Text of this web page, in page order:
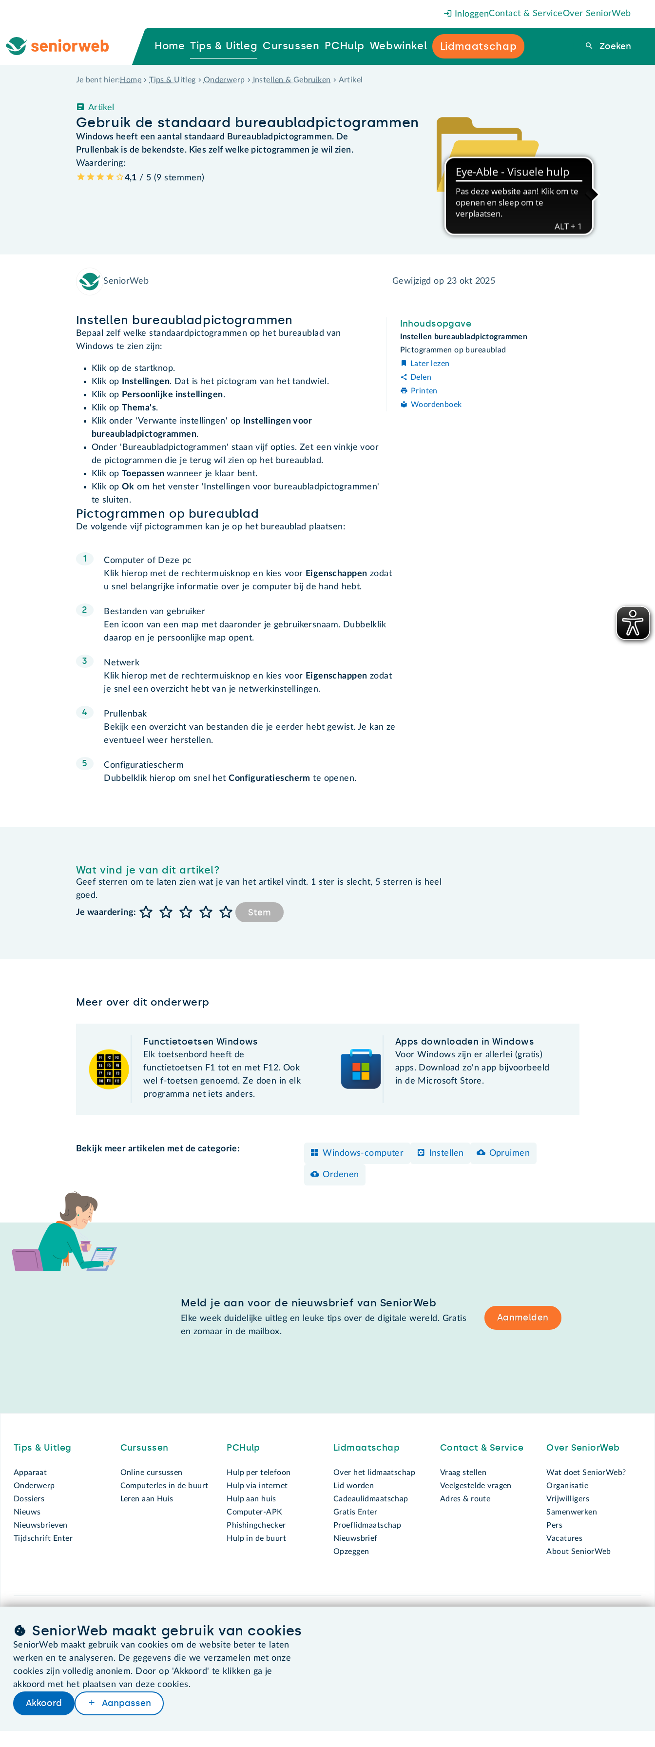
InloggenContact & ServiceOver SeniorWeb
Home Tips & Uitleg Cursussen PCHulp Webwinkel Lidmaatschap Zoeken
Zoeken
Je bent hier: Home Tips & Uitleg Onderwerp Instellen & Gebruiken Artikel
Gebruik de standaard bureaubladpictogrammen
Artikel
Windows heeft een aantal standaard Bureaubladpictogrammen. De
Prullenbak is de bekendste. Kies zelf welke pictogrammen je wil zien.
Waardering:
4,1 / 5 (9 stemmen)
SeniorWeb Gewijzigd op 23 okt 2025
Instellen bureaubladpictogrammen
Bepaal zelf welke standaardpictogrammen op het bureaublad van
Windows te zien zijn:
Klik op de startknop.
Klik op
Instellingen. Dat is het pictogram van het tandwiel.
Klik op Persoonlijke instellingen.
Klik op Thema's.
Klik onder 'Verwante instellingen' op
Instellingen voor
bureaubladpictogrammen.
Onder 'Bureaubladpictogrammen' staan vijf opties. Zet een vinkje voor
de pictogrammen die je terug wil zien op het bureaublad.
Klik op Toepassenwanneer je klaar bent.
Klik op Ok om het venster 'Instellingen voor bureaubladpictogrammen'
te sluiten.
Pictogrammen op bureaublad
De volgende vijf pictogrammen kan je op het bureaublad plaatsen:
Computer of Deze pc
Klik hierop met de rechtermuisknop en kies voor Eigenschappen zodat
u snel belangrijke informatie over je computer bij de hand hebt.
Bestanden van gebruiker
Een icoon van een map met daaronder je gebruikersnaam. Dubbelklik
daarop en je persoonlijke map opent.
Netwerk
Klik hierop met de rechtermuisknop en kies voor Eigenschappen zodat
je snel een overzicht hebt van je netwerkinstellingen.
Prullenbak
Bekijk een overzicht van bestanden die je eerder hebt gewist. Je kan ze
eventueel weer herstellen.
Configuratiescherm
Dubbelklik hierop om snel hetConfiguratiescherm te openen.
Inhoudsopgave
Instellen bureaubladpictogrammen
Pictogrammen op bureaublad
Later lezen
Delen
Printen
Woordenboek
Wat vind je van dit artikel?
Geef sterren om te laten zien wat je van het artikel vindt. 1 ster is slecht, 5 sterren is heel
goed.
Je waardering:
Stem
Meer over dit onderwerp
Functietoetsen Windows
Elk toetsenbord heeft de
functietoetsen F1 tot en met F12. Ook
wel f-toetsen genoemd. Ze doen in elk
programma net iets anders.
Apps downloaden in Windows
Voor Windows zijn er allerlei (gratis)
apps. Download zo'n app bijvoorbeeld
in de Microsoft Store.
Bekijk meer artikelen met de categorie:
Windows-computer Instellen Opruimen
Ordenen
Meld je aan voor de nieuwsbrief van SeniorWeb
Elke week duidelijke uitleg en leuke tips over de digitale wereld. Gratis
en zomaar in de mailbox.
Aanmelden
Tips & Uitleg
Apparaat
Onderwerp
Dossiers
Nieuws
Nieuwsbrieven
Tijdschrift Enter
Cursussen
Online cursussen
Computerles in de buurt
Leren aan Huis
PCHulp
Hulp per telefoon
Hulp via internet
Hulp aan huis
Computer-APK
Phishingchecker
Hulp in de buurt
Lidmaatschap
Over het lidmaatschap
Lid worden
Cadeaulidmaatschap
Gratis Enter
Proeflidmaatschap
Nieuwsbrief
Opzeggen
Contact & Service
Vraag stellen
Veelgestelde vragen
Adres & route
Over SeniorWeb
Wat doet SeniorWeb?
Organisatie
Vrijwilligers
Samenwerken
Pers
Vacatures
About SeniorWeb
SeniorWeb maakt gebruik van cookies
SeniorWeb maakt gebruik van cookies om de website beter te laten
werken en te analyseren. De gegevens die we verzamelen met onze
cookies zijn volledig anoniem. Door op 'Akkoord' te klikken ga je
akkoord met het plaatsen van deze cookies.
Akkoord Aanpassen